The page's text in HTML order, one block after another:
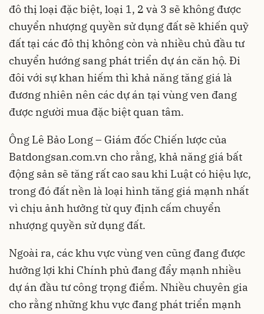
đô thị loại đặc biệt, loại 1, 2 và 3 sẽ không được
chuyển nhượng quyền sử dụng đất sẽ khiến quỹ
đất tại các đô thị không còn và nhiều chủ đầu tư
chuyển hướng sang phát triển dự án căn hộ. Đi
đôi với sự khan hiếm thì khả năng tăng giá là
đương nhiên nên các dự án tại vùng ven đang
được người mua đặc biệt quan tâm.
Ông Lê Bảo Long – Giám đốc Chiến lược của
Batdongsan.com.vn cho rằng, khả năng giá bất
động sản sẽ tăng rất cao sau khi Luật có hiệu lực,
trong đó đất nền là loại hình tăng giá mạnh nhất
vì chịu ảnh hưởng từ quy định cấm chuyển
nhượng quyền sử dụng đất.
Ngoài ra, các khu vực vùng ven cũng đang được
hưởng lợi khi Chính phủ đang đẩy mạnh nhiều
dự án đầu tư công trọng điểm. Nhiều chuyên gia
cho rằng những khu vực đang phát triển mạnh